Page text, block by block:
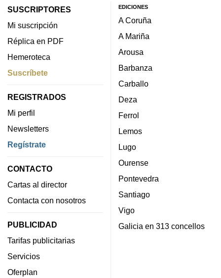
SUSCRIPTORES
Mi suscripción
Réplica en PDF
Hemeroteca
Suscríbete
REGISTRADOS
Mi perfil
Newsletters
Regístrate
CONTACTO
Cartas al director
Contacta con nosotros
PUBLICIDAD
Tarifas publicitarias
Servicios
Oferplan
EDICIONES
A Coruña
A Mariña
Arousa
Barbanza
Carballo
Deza
Ferrol
Lemos
Lugo
Ourense
Pontevedra
Santiago
Vigo
Galicia en 313 concellos